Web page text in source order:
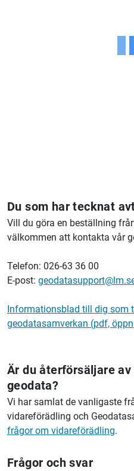
Du som har tecknat
Vill du göra en beställning
välkommen att kontakta vår
Telefon: 026-63 36 00
E-post:
Informationsblad till dig som
geodatasamverkan (pdf,
Är du återförsäljare
geodata?
Vi har samlat de vanligaste
vidareförädling och
frågor om vidareförädling.
Frågor och svar